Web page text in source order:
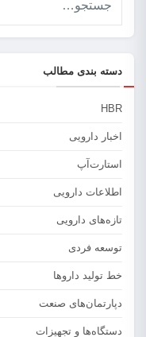
دسته بندی مطالب
HBR
اخبار دارویی
استارت‌آپ
اطلاعات دارویی
تازه‌های دارویی
توسعه فردی
خط تولید داروها
دپارتمان‌های صنعت
دستگاه‌ها و تجهیزات